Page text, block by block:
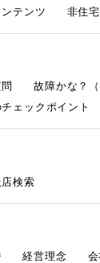
テンツ 非住
故障かな？
ェックポイント
検索
経営理念